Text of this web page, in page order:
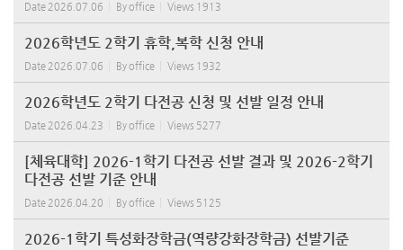
Date 2026.07.06 Byoffice Views 1913
2026학년도 2학기 휴학,복학 신청 안내
Date 2026.07.06 Byoffice Views 1932
2026학년도 2학기 다전공 신청 및 선발 일정 안내
Date 2026.04.23 Byoffice Views 5277
[체육대학] 2026-1학기 다전공 선발 결과 및 2026-2학기
다전공 선발 기준 안내
Date 2026.04.20 Byoffice Views 5125
2026-1학기 특성화장학금(역량강화장학금) 선발기준